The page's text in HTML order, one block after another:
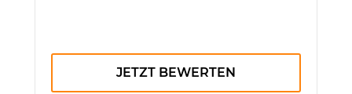
JETZT BEWERTEN